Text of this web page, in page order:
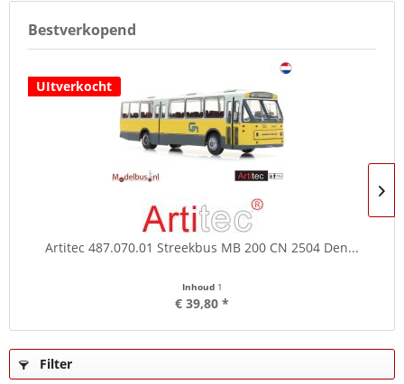
Bestverkopend
UItverkocht
Artitec 487.070.01 Streekbus MB 200 CN 2504 Den...
Inhoud 1
€ 39,80 *
Filter